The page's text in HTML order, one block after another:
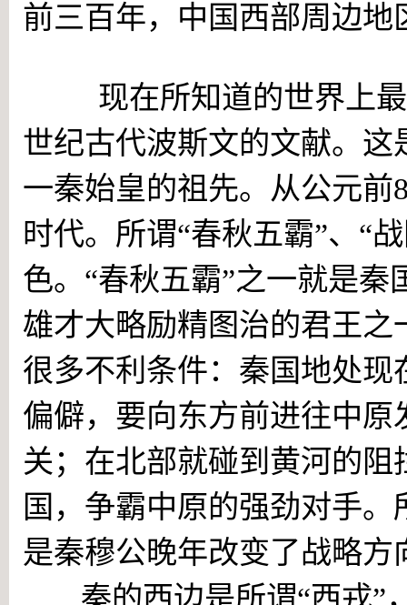
前三百年，中国西部周边地
现在所知道的世界上最
世纪古代波斯文的文献。
一秦始皇的祖先。从公元
时代。所谓“春秋五霸”、“
色。“春秋五霸”之一就是
雄才大略励精图治的君王
很多不利条件：秦国地处
偏僻，要向东方前进往中
关；在北部就碰到黄河的
国，争霸中原的强劲对手
是秦穆公晚年改变了战略方
秦的西边是所谓“西戎”